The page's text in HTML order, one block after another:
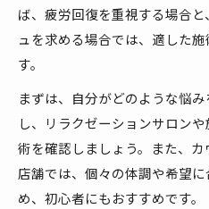
ば、疲労回復を重視する場合
ュを求める場合では、適した
す。
まずは、自分がどのような悩
し、リラクゼーションサロン
術を確認しましょう。また、
店舗では、個々の体調や希望
め、初心者にもおすすめです。